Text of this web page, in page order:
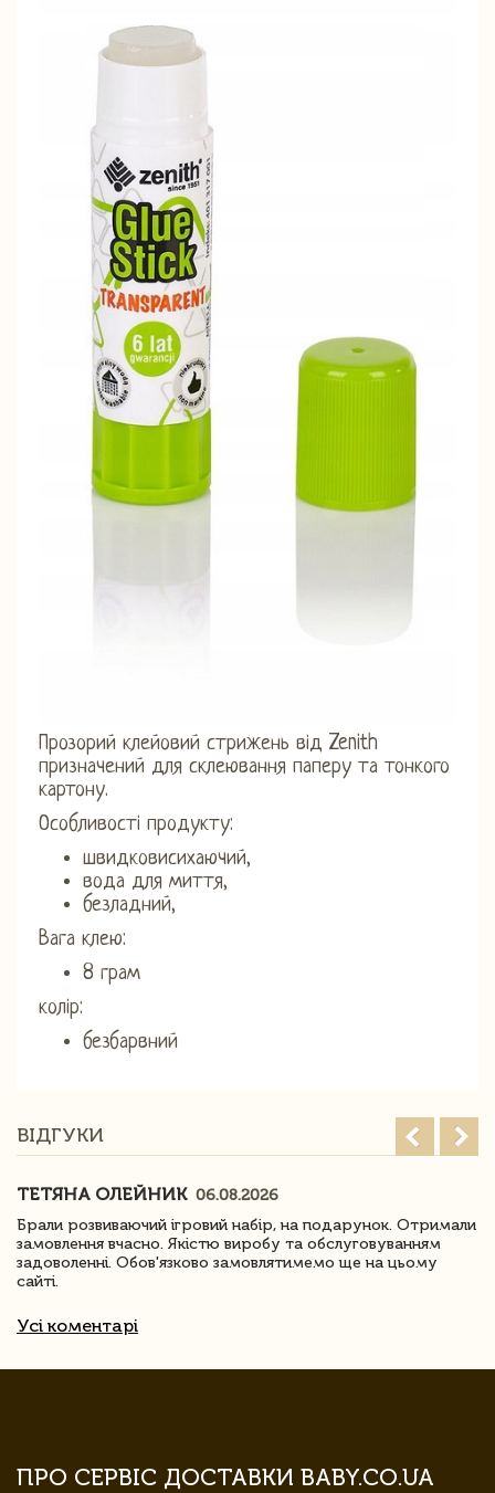
Прозорий клейовий стрижень від Zenith
призначений для склеювання паперу та тонкого
картону.
Особливості продукту:
швидковисихаючий,
вода для миття,
безладний,
Вага клею:
8 грам
колір:
безбарвний
ВІДГУКИ
ТЕТЯНА ОЛЕЙНИК 06.08.2026
Брали розвиваючий ігровий набір, на подарунок. Отримали
замовлення вчасно. Якістю виробу та обслуговуванням
задоволенні. Обов'язково замовлятимемо ще на цьому
сайті.
Усі коментарі
ПРО СЕРВІС ДОСТАВКИ BABY.CO.UA